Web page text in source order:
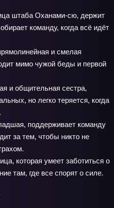
штаба Оханами‑сю, держит
команду, когда всё идёт
и смелая
мимо чужой беды и первой
и общительная сестра,
но легко теряется, когда
поддерживает команду
за тем, чтобы никто не
которая умеет заботиться о
там, где все спорят о силе.